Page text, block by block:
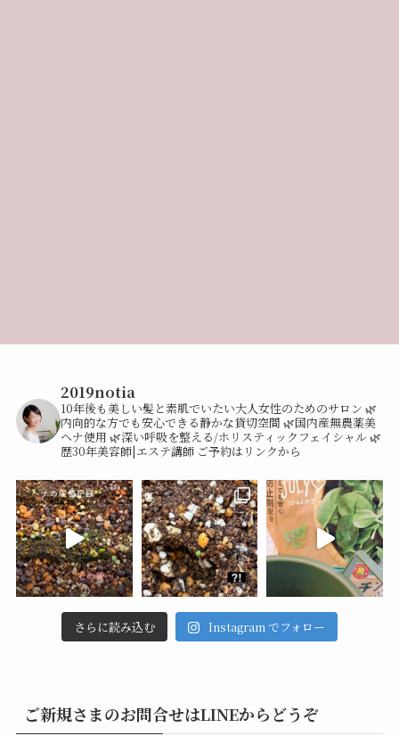
2019notia
10年後も美しい髪と素肌でいたい大人女性のためのサロン 🌿
内向的な方でも安心できる静かな貸切空間 🌿国内産無農薬美
ヘナ使用 🌿深い呼吸を整える/ホリスティックフェイシャル 🌿
歴30年美容師|エステ講師ご予約はリンクから
さらに読み込む Instagram でフォロー
ご新規さまのお問合せはLINEからどうぞ